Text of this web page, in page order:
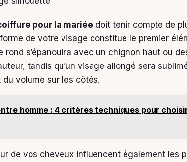
pour la mariée doit tenir compte de
de votre visage constitue le premier
rond s’épanouira avec un chignon haut ou
tandis qu’un visage allongé sera
volume sur les côtés.
homme : 4 critères techniques pour
de vos cheveux influencent également les